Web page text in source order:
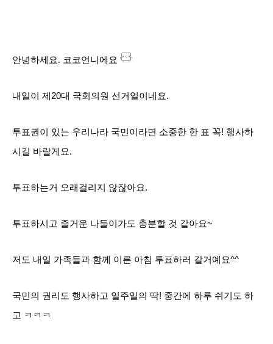
안녕하세요. 코코언니에요
내일이 제20대 국회의원 선거일이네요.
투표권이 있는 우리나라 국민이라면 소중한 한 표 꼭! 행사하
시길 바랄게요.
투표하는거 오래걸리지 않잖아요.
투표하시고 즐거운 나들이가도 충분할 것 같아요~
저도 내일 가족들과 함께 이른 아침 투표하러 갈거예요^^
국민의 권리도 행사하고 일주일의 딱! 중간에 하루 쉬기도 하
고 ㅋㅋㅋ